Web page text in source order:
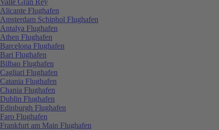
Alicante Flughafen
Amsterdam Schiphol Flughafen
Antalya Flughafen
Athen Flughafen
Barcelona Flughafen
Bari Flughafen
Bilbao Flughafen
Cagliari Flughafen
Catania Flughafen
Chania Flughafen
Dublin Flughafen
Edinburgh Flughafen
Faro Flughafen
Frankfurt am Main Flughafen